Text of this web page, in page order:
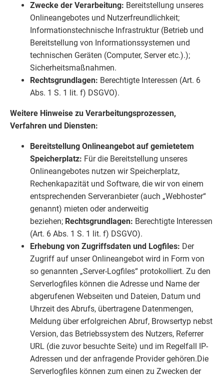
Zwecke der Verarbeitung: Bereitstellung unseres
Onlineangebotes und Nutzerfreundlichkeit;
Informationstechnische Infrastruktur (Betrieb und
Bereitstellung von Informationssystemen und
technischen Geräten (Computer, Server etc.).);
Sicherheitsmaßnahmen.
Rechtsgrundlagen: Berechtigte Interessen (Art. 6
Abs. 1 S. 1 lit. f) DSGVO).
Weitere Hinweise zu Verarbeitungsprozessen,
Verfahren und Diensten:
Bereitstellung Onlineangebot auf gemietetem
Speicherplatz: Für die Bereitstellung unseres
Onlineangebotes nutzen wir Speicherplatz,
Rechenkapazität und Software, die wir von einem
entsprechenden Serveranbieter (auch „Webhoster“
genannt) mieten oder anderweitig
beziehen; Rechtsgrundlagen: Berechtigte Interessen
(Art. 6 Abs. 1 S. 1 lit. f) DSGVO).
Erhebung von Zugriffsdaten und Logfiles: Der
Zugriff auf unser Onlineangebot wird in Form von
so genannten „Server-Logfiles“ protokolliert. Zu den
Serverlogfiles können die Adresse und Name der
abgerufenen Webseiten und Dateien, Datum und
Uhrzeit des Abrufs, übertragene Datenmengen,
Meldung über erfolgreichen Abruf, Browsertyp nebst
Version, das Betriebssystem des Nutzers, Referrer
URL (die zuvor besuchte Seite) und im Regelfall IP-
Adressen und der anfragende Provider gehören.Die
Serverlogfiles können zum einen zu Zwecken der